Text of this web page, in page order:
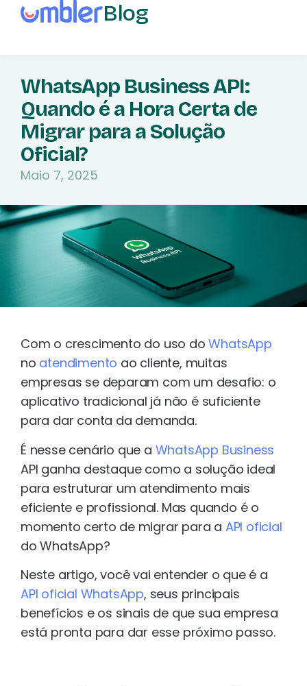
Blog
WhatsApp Business API:
Quando é a Hora Certa de
Migrar para a Solução
Oficial?
Maio 7, 2025
Com o crescimento do uso doWhatsApp
no atendimento ao cliente, muitas
empresas se deparam com um desafio: o
aplicativo tradicional já não é suficiente
para dar conta da demanda.
É nesse cenário que a WhatsApp Business
API ganha destaque como a solução ideal
para estruturar um atendimento mais
eficiente e profissional. Mas quando é o
momento certo de migrar para a API oficial
do WhatsApp?
Neste artigo, você vai entender o que é a
API oficial WhatsApp, seus principais
benefícios e os sinais de que sua empresa
está pronta para dar esse próximo passo.